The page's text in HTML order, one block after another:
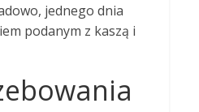
jednego dnia
podanym z kaszą i